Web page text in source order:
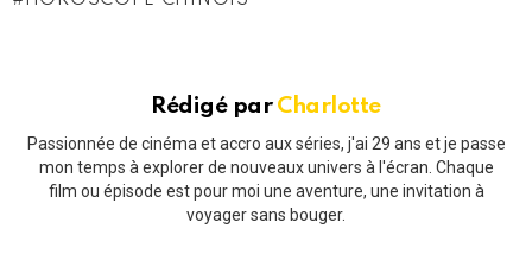
Rédigé par Charlotte
Passionnée de cinéma et accro aux séries, j'ai 29 ans et je passe
mon temps à explorer de nouveaux univers à l'écran. Chaque
film ou épisode est pour moi une aventure, une invitation à
voyager sans bouger.